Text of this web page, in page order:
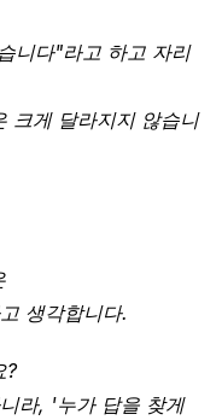
니다"라고 하고 자리
크게 달라지지 않습니
생각합니다.
?
라, '누가 답을 찾게